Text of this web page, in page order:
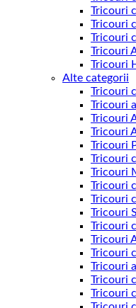
Tricouri
Tricouri
Tricouri
Tricouri
Tricouri
Alte categorii
Tricouri
Tricouri
Tricouri
Tricouri
Tricouri
Tricouri
Tricouri
Tricouri
Tricouri
Tricouri
Tricouri
Tricouri
Tricouri
Tricouri
Tricouri
Tricouri